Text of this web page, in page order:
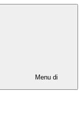
Menu di